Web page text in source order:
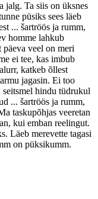
jalg. Ta siis on üksnes
püsiks sees läeb
... šartröös ja rumm,
homme lahkub
veel on meri
ei tee, kas imbub
katkeb õllest
jagasin. Ei too
hindu tüdrukul
... šartröös ja rumm,
taskupõhjas veeretan
kui emban reelingut.
Läeb merevette tagasi
on püksikumm.